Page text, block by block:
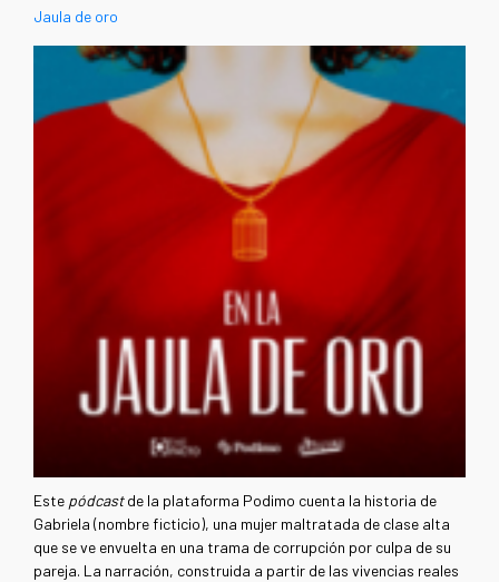
Jaula de oro
Este pódcastde la plataforma Podimo cuenta la historia de
Gabriela (nombre ficticio), una mujer maltratada de clase alta
que se ve envuelta en una trama de corrupción por culpa de su
pareja. La narración, construida a partir de las vivencias reales